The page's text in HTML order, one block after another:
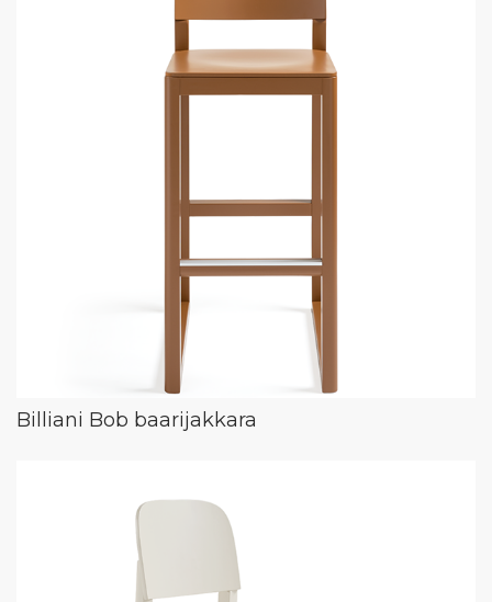
Billiani Bob baarijakkara